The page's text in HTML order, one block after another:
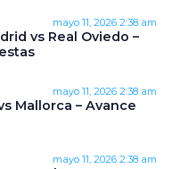
mayo 11, 2026 2:38 am
vs Real Oviedo –
mayo 11, 2026 2:38 am
Mallorca – Avance
mayo 11, 2026 2:38 am